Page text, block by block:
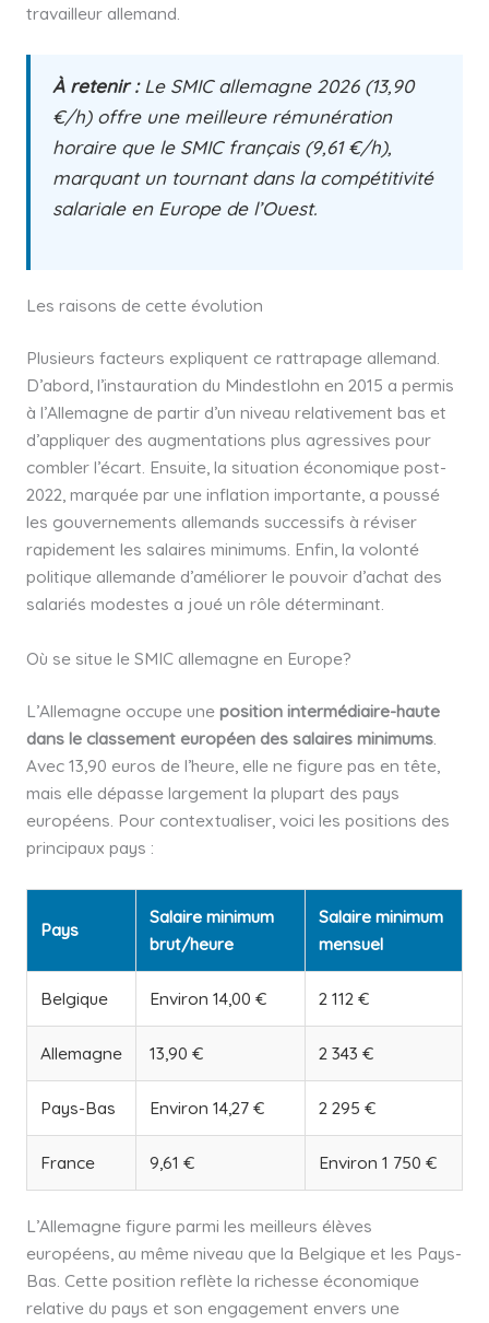
travailleur allemand.
À retenir :Le SMIC allemagne 2026 (13,90
€/h) offre une meilleure rémunération
horaire que le SMIC français (9,61 €/h),
marquant un tournant dans la compétitivité
salariale en Europe de l’Ouest.
Les raisons de cette évolution
Plusieurs facteurs expliquent ce rattrapage allemand.
D’abord, l’instauration du Mindestlohn en 2015 a permis
à l’Allemagne de partir d’un niveau relativement bas et
d’appliquer des augmentations plus agressives pour
combler l’écart. Ensuite, la situation économique post-
2022, marquée par une inflation importante, a poussé
les gouvernements allemands successifs à réviser
rapidement les salaires minimums. Enfin, la volonté
politique allemande d’améliorer le pouvoir d’achat des
salariés modestes a joué un rôle déterminant.
Où se situe le SMIC allemagne en Europe?
L’Allemagne occupe une position intermédiaire-haute
dans le classement européen des salaires minimums.
Avec 13,90 euros de l’heure, elle ne figure pas en tête,
mais elle dépasse largement la plupart des pays
européens. Pour contextualiser, voici les positions des
principaux pays :
Pays
Salaire minimum
brut/heure
Salaire minimum
mensuel
Belgique Environ 14,00 € 2 112 €
Allemagne 13,90 € 2 343 €
Pays-Bas Environ 14,27 € 2 295 €
France 9,61 € Environ 1 750 €
L’Allemagne figure parmi les meilleurs élèves
européens, au même niveau que la Belgique et les Pays-
Bas. Cette position reflète la richesse économique
relative du pays et son engagement envers une